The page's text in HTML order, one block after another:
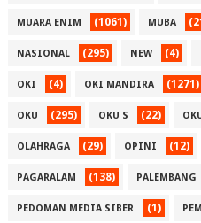
MUARA ENIM (1061) MUBA
NASIONAL (295) NEW (4)
OKI (4) OKI MANDIRA (1271)
OKU (295) OKU S (22)
OLAHRAGA (29) OPINI (12)
PAGARALAM (138) PALEMBANG
PEDOMAN MEDIA SIBER (1)